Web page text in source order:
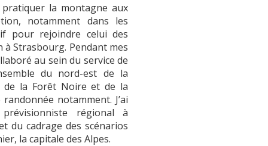
la montagne aux
notamment dans les
pour rejoindre celui des
Strasbourg. Pendant mes
au sein du service de
du nord-est de la
de la Forêt Noire et de la
notamment. J’ai
régional à
du cadrage des scénarios
la capitale des Alpes.